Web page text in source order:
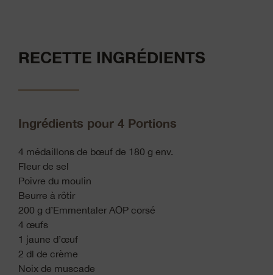
RECETTE INGRÉDIENTS
Ingrédients pour 4 Portions
4 médaillons de bœuf de 180 g env.
Fleur de sel
Poivre du moulin
Beurre à rôtir
200 g d’Emmentaler AOP corsé
4 œufs
1 jaune d’œuf
2 dl de crème
Noix de muscade